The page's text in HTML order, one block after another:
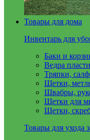
Товары для дома
Инвентарь для
Баки и
Ведра
Тряпки,
Щетки,
Швабры,
Щетки для
Щетки,
Товары для ухода